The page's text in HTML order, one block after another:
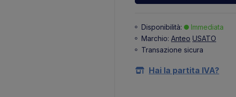
Disponibilità:
Immediata
Marchio: Anteo USATO
Transazione sicura
Hai la partita IVA?